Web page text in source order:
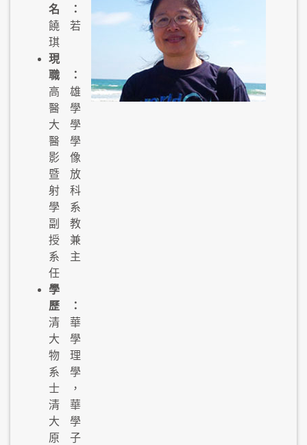
名：
饒若
琪
現
職：
高雄
醫學
大學
醫學
影像
暨放
射科
學系
副教
授兼
系主
任
學
歷：
清華
大學
物理
系學
士，
清華
大學
原子